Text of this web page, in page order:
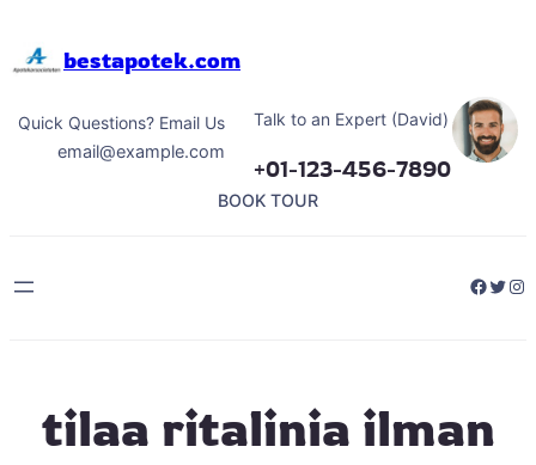
bestapotek.com
Quick Questions? Email Us
email@example.com
Talk to an Expert (David)
+01-123-456-7890
BOOK TOUR
tilaa ritalinia ilman